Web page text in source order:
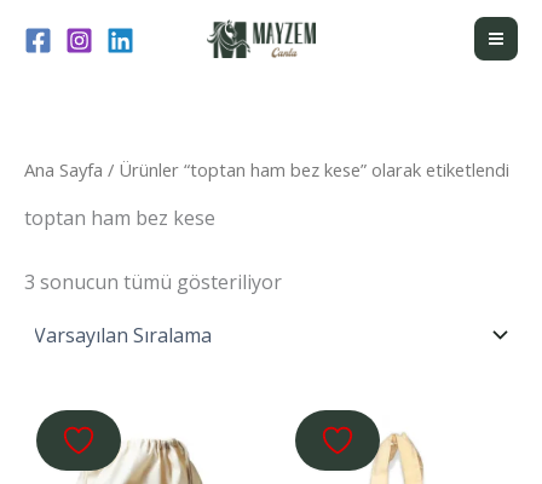
atla
Ana Sayfa / Ürünler “toptan ham bez kese” olarak etiketlendi
toptan ham bez kese
3 sonucun tümü gösteriliyor